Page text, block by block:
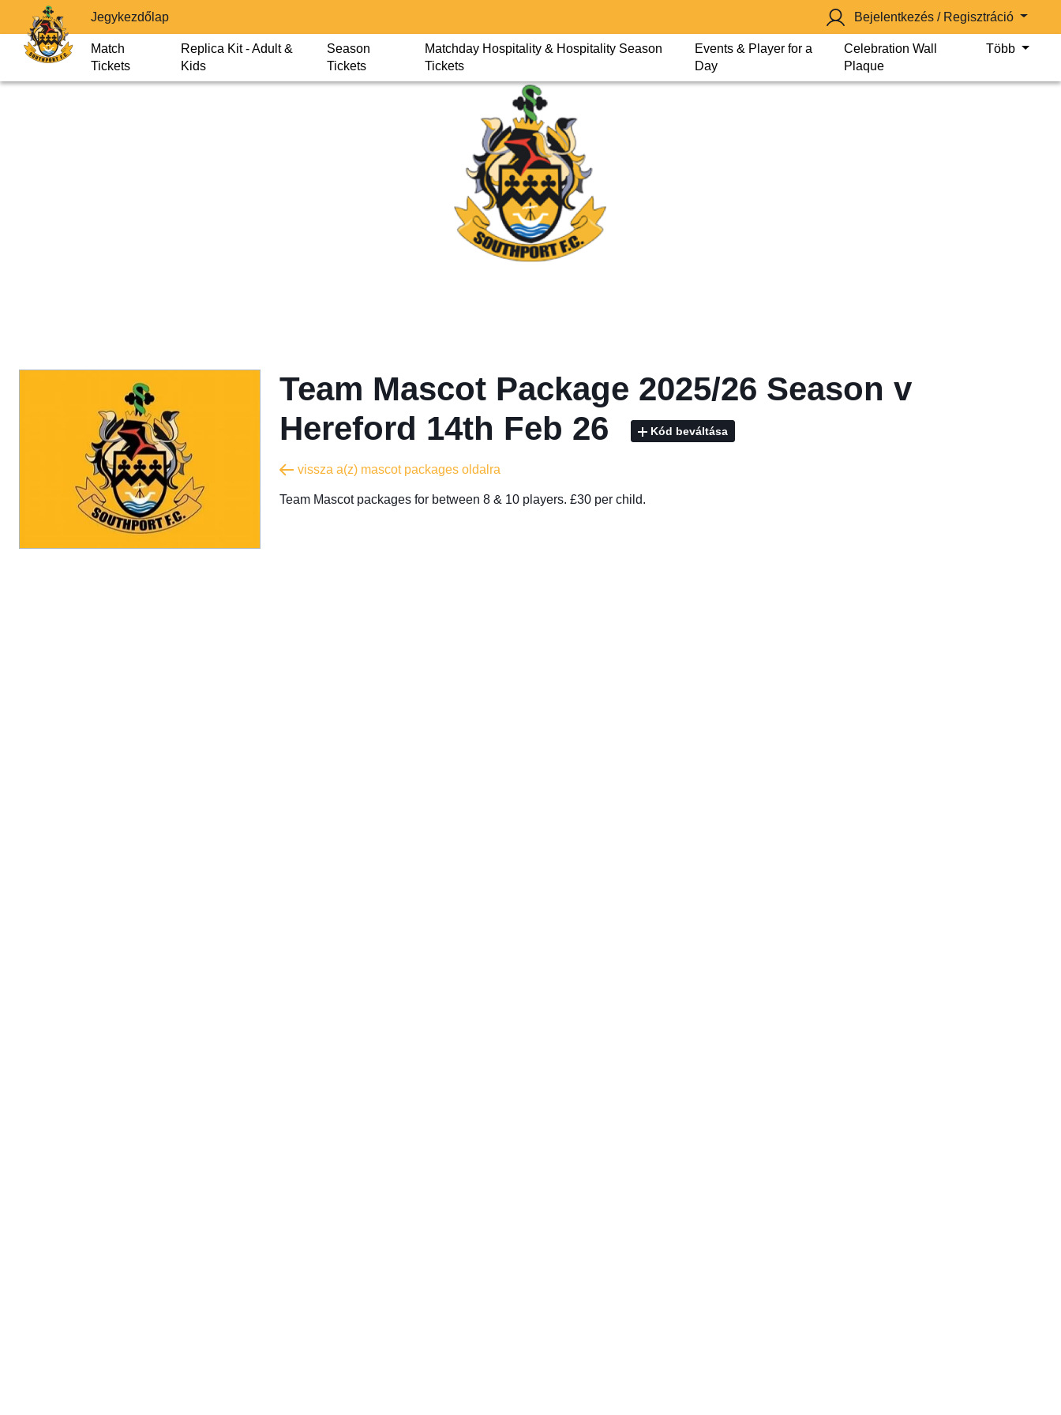
Jegykezdőlap Bejelentkezés / Regisztráció
Match
Tickets
Replica Kit - Adult &
Kids
Season
Tickets
Matchday Hospitality & Hospitality Season
Tickets
Events & Player for a
Day
Celebration Wall
Plaque
Több
Team Mascot Package 2025/26 Season v
Hereford 14th Feb 26
Kód beváltása
vissza a(z) mascot packages oldalra
Team Mascot packages for between 8 & 10 players. £30 per child.